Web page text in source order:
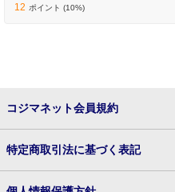
12 ポイント (10%)
コジマネット会員規約
特定商取引法に基づく表記